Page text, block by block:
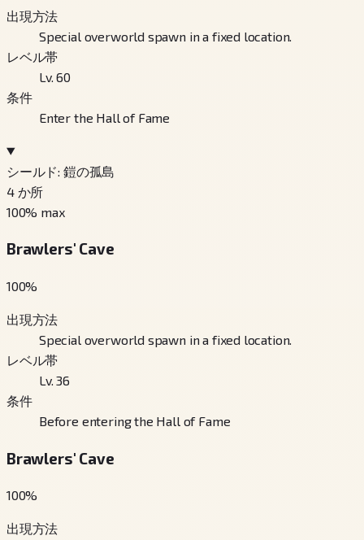
出現方法
Special overworld spawn in a fixed location.
レベル帯
Lv. 60
条件
Enter the Hall of Fame
シールド: 鎧の孤島
4 か所
100% max
Brawlers' Cave
100%
出現方法
Special overworld spawn in a fixed location.
レベル帯
Lv. 36
条件
Before entering the Hall of Fame
Brawlers' Cave
100%
出現方法